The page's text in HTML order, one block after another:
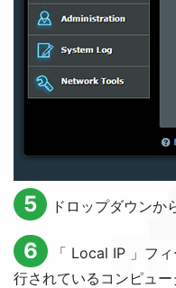
5 ドロップダウンか
6 「 Local IP」フィ
行されているコンピュ